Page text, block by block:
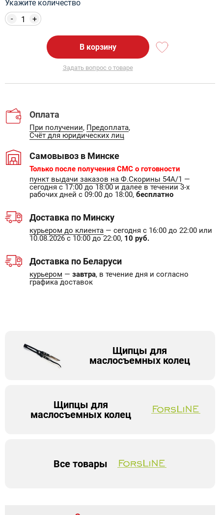
Укажите количество
+
-
В корзину
Задать вопрос о товаре
Оплата
При получении, Предоплата,
Счёт для юридических лиц
Самовывоз в Минске
Только после получения СМС о готовности
пункт выдачи заказов на Ф.Скорины 54А/1 —
сегодня с 17:00 до 18:00 и далее в течении 3-х
рабочих дней с 09:00 до 18:00, бесплатно
Доставка по Минску
курьером до клиента — сегодня с 16:00 до 22:00 или
10.08.2026 с 10:00 до 22:00, 10 руб.
Доставка по Беларуси
курьером — завтра, в течение дня и согласно
графика доставок
Щипцы для
маслосъемных колец
Щипцы для
маслосъемных колец
Все товары